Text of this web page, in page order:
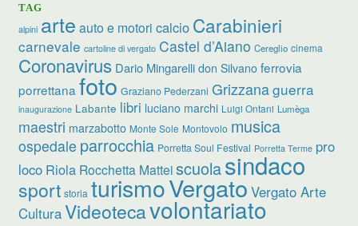
TAG
alpini arte auto e motori calcio Carabinieri
carnevale cartoline di vergato Castel d’Aiano Cereglio cinema
Coronavirus Dario Mingarelli don Silvano ferrovia
porrettana foto Graziano Pederzani Grizzanaguerra
inaugurazione Labante libri luciano marchi Luigi Ontani Lumèga
maestri marzabotto Monte Sole Montovolo musica
ospedale parrocchia Porretta Soul Festival Porretta Terme pro
loco Riola Rocchetta Matteiscuolasindaco
sport storia turismoVergato Vergato Arte
CulturaVideotecavolontariato